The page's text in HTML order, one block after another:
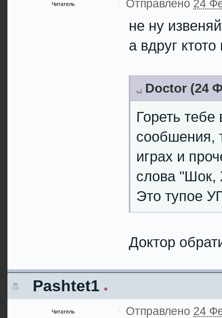
Читатель Отправлено 24
не ну
а вдруг
Doctor (24
Гореть тебе
сообшения,
играх и
слова "Шок,
Это тупое
Доктор
Pashtet1
Читатель Отправлено 24